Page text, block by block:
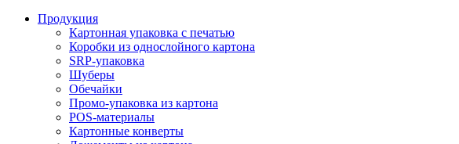
Продукция
Картонная упаковка с печатью
Коробки из однослойного картона
SRP-упаковка
Шуберы
Обечайки
Промо‑упаковка из картона
POS-материалы
Картонные конверты